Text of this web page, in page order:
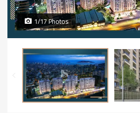
1/17 Photos